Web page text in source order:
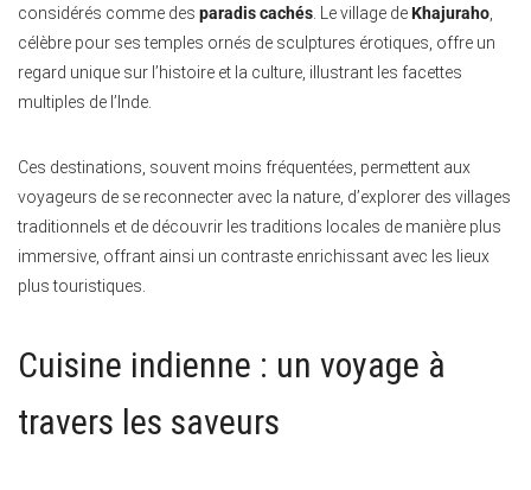
considérés comme des paradis cachés . Le village deKhajuraho
célèbre pour ses temples ornés de sculptures érotiques, offre un
regard unique sur l’histoire et la culture, illustrant les facettes
multiples de l’Inde.
Ces destinations, souvent moins fréquentées, permettent aux
voyageurs de se reconnecter avec la nature, d’explorer des villages
traditionnels et de découvrir les traditions locales de manière plus
immersive, offrant ainsi un contraste enrichissant avec les lieux
plus touristiques.
Cuisine indienne : un voyage à
travers les saveurs